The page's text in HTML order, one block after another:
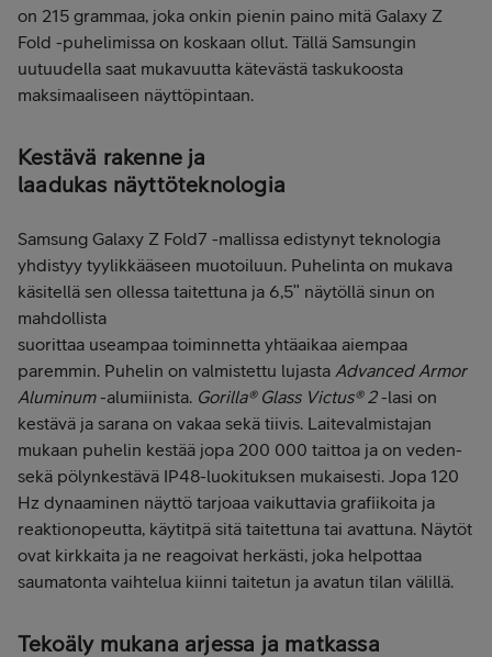
on 215 grammaa, joka onkin pienin paino mitä Galaxy Z
Fold -puhelimissa on koskaan ollut. Tällä Samsungin
uutuudella saat mukavuutta kätevästä taskukoosta
maksimaaliseen näyttöpintaan.
Kestävä rakenne ja
laadukas näyttöteknologia
Samsung Galaxy Z Fold7 -mallissa edistynyt teknologia
yhdistyy tyylikkääseen muotoiluun. Puhelinta on mukava
käsitellä sen ollessa taitettuna ja 6,5ʺ näytöllä sinun on
mahdollista
suorittaa useampaa toiminnetta yhtäaikaa aiempaa
paremmin. Puhelin on valmistettu lujasta Advanced Armor
Aluminum-alumiinista. Gorilla® Glass Victus® 2-lasi on
kestävä ja sarana on vakaa sekä tiivis. Laitevalmistajan
mukaan puhelin kestää jopa 200 000 taittoa ja on veden-
sekä pölynkestävä IP48-luokituksen mukaisesti. Jopa 120
Hz dynaaminen näyttö tarjoaa vaikuttavia grafiikoita ja
reaktionopeutta, käytitpä sitä taitettuna tai avattuna. Näytöt
ovat kirkkaita ja ne reagoivat herkästi, joka helpottaa
saumatonta vaihtelua kiinni taitetun ja avatun tilan välillä.
Tekoäly mukana arjessa ja matkassa